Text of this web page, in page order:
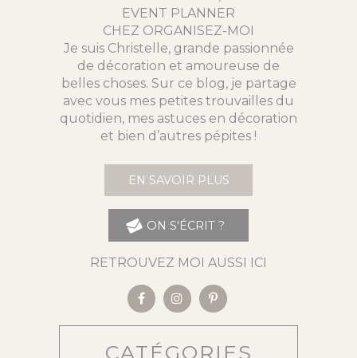
EVENT PLANNER
CHEZ ORGANISEZ-MOI
Je suis Christelle, grande passionnée
de décoration et amoureuse de
belles choses. Sur ce blog, je partage
avec vous mes petites trouvailles du
quotidien, mes astuces en décoration
et bien d’autres pépites !
EN SAVOIR PLUS
ON S'ÉCRIT ?
RETROUVEZ MOI AUSSI ICI
CATÉGORIES